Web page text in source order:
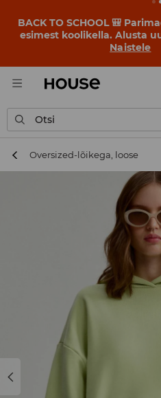
BACK TO SCHOOL 🎒
esimest koolikella. Alusta
Naistele
Otsi
Oversized-lõikega, loose